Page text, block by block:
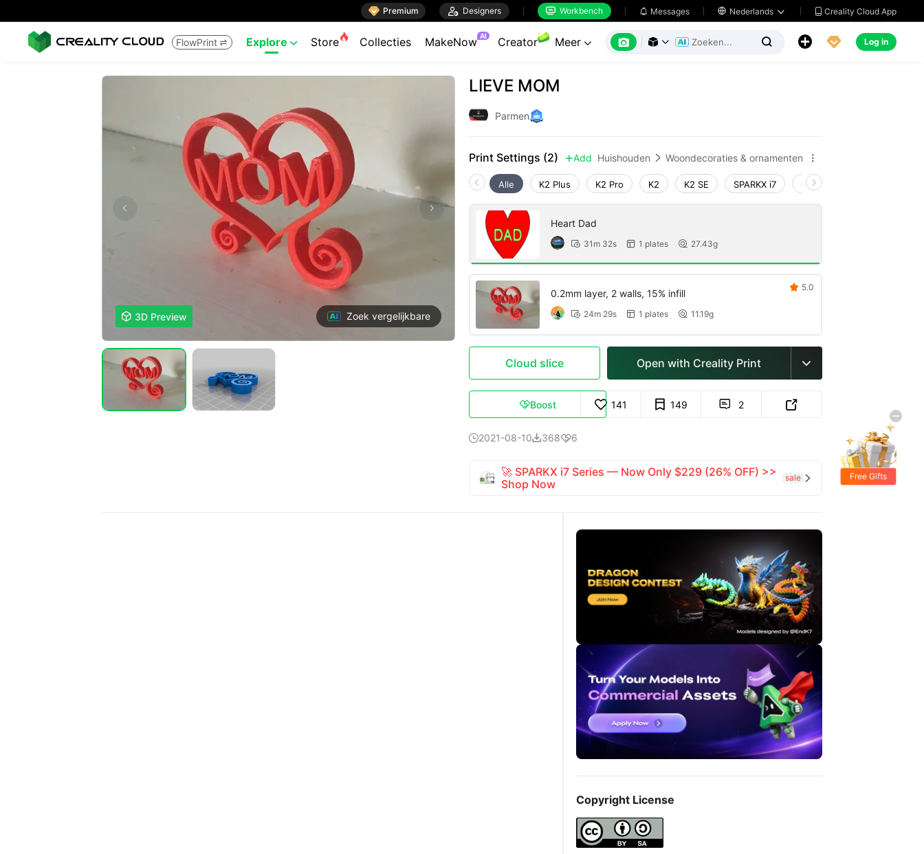
 Premium  Designers  Workbench  Messages  Nederlands   Creality Cloud App
FlowPrint  Explore  Store Collecties MakeNow AI Creator Meer        Log in
 3D Preview Zoek vergelijkbare
LIEVE MOM
Parmen
Print Settings (2) Add Huishouden  Woondecoraties & ornamenten 
Alle K2 Plus K2 Pro K2 K2 SE SPARKX i7 Creality Hi
Heart Dad
 31m 32s  1 plates  27.43g
0.2mm layer, 2 walls, 15% infill
 24m 29s  1 plates  11.19g
 5.0
Cloud slice Open with Creality Print 
Boost 141 149  2 
2021-08-103686
🚀 SPARKX i7 Series — Now Only $229 (26% OFF) >>
Shop Now
sale 
Copyright License
Free Gifts